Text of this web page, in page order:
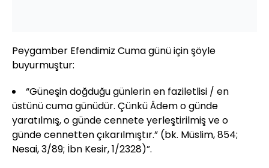
Peygamber Efendimiz Cuma günü için şöyle
buyurmuştur:
“Güneşin doğduğu günlerin en faziletlisi / en
üstünü cuma günüdür. Çünkü Âdem o günde
yaratılmış, o günde cennete yerleştirilmiş ve o
günde cennetten çıkarılmıştır.” (bk. Müslim, 854;
Nesai, 3/89; İbn Kesir, 1/2328)”.